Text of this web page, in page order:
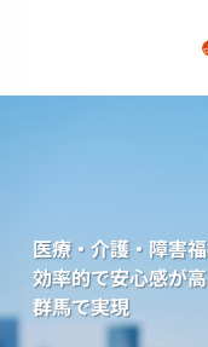
医療・介護・障害福
効率的で安心感が
群馬で実現